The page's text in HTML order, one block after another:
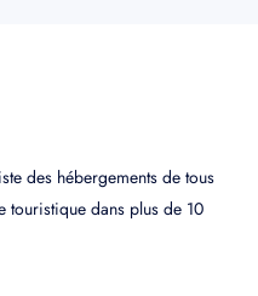
des hébergements de tous
touristique dans plus de 10